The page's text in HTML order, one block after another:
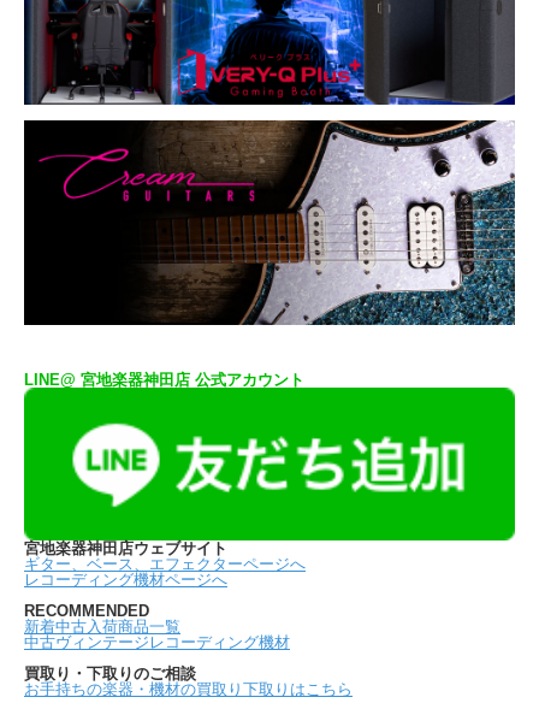
LINE@ 宮地楽器神田店 公式アカウント
宮地楽器神田店ウェブサイト
ギター、ベース、エフェクターページへ
レコーディング機材ページへ
RECOMMENDED
新着中古入荷商品一覧
中古ヴィンテージレコーディング機材
買取り・下取りのご相談
お手持ちの楽器・機材の買取り下取りはこちら